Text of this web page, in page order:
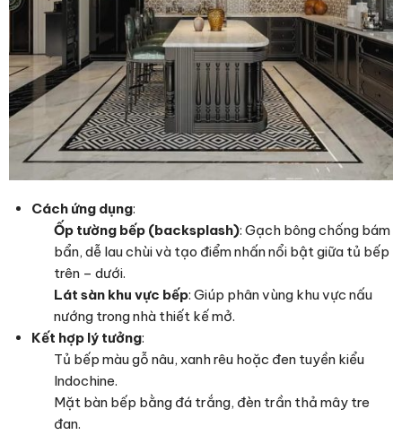
Cách ứng dụng:
Ốp tường bếp (backsplash): Gạch bông chống bám
bẩn, dễ lau chùi và tạo điểm nhấn nổi bật giữa tủ bếp
trên – dưới.
Lát sàn khu vực bếp: Giúp phân vùng khu vực nấu
nướng trong nhà thiết kế mở.
Kết hợp lý tưởng:
Tủ bếp màu gỗ nâu, xanh rêu hoặc đen tuyền kiểu
Indochine.
Mặt bàn bếp bằng đá trắng, đèn trần thả mây tre
đan.